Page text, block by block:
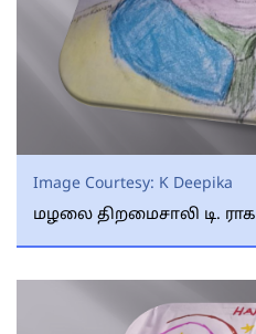
Image Courtesy: K Deepika
மழலை திறமைசாலி டி.